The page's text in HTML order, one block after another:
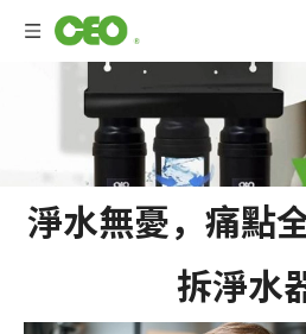
淨水無憂，痛點
拆淨水